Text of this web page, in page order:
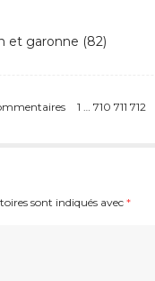
et garonne (82)
1 710 711 712
sont indiqués avec *